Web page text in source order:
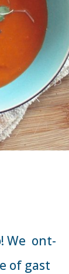
We ont-
of gast